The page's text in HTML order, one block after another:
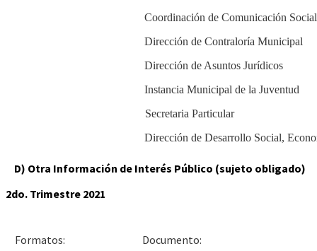
Coordinación de Comunicación Social
Dirección de Contraloría Municipal
Dirección de Asuntos Jurídicos
Instancia Municipal de la Juventud
Secretaria Particular
Dirección de Desarrollo Social,
D) Otra Información de Interés Público (sujeto obligado)
2do. Trimestre 2021
Formatos: